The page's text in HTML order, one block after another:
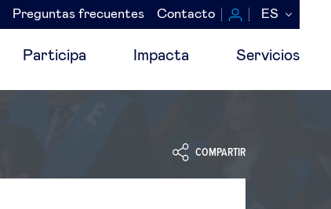
Preguntas frecuentes Contacto ES
Participa Impacta Servicios
COMPARTIR